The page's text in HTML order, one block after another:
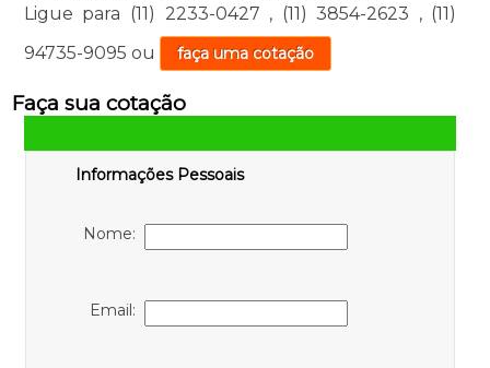
Ligue para (11) 2233-0427 , (11) 3854-2623 , (11)
94735-9095 ou faça uma cotação
Faça sua cotação
Informações Pessoais
Nome:
Email: